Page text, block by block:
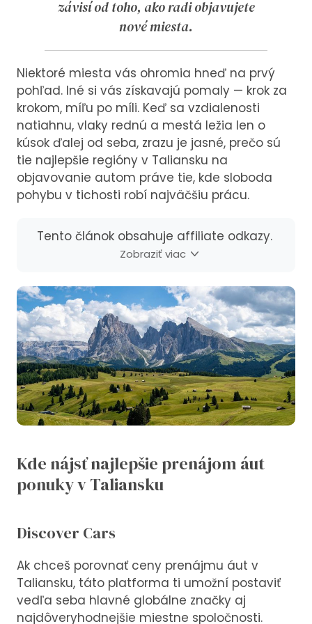
závisí od toho, ako radi objavujete
nové miesta.
Niektoré miesta vás ohromia hneď na prvý
pohľad. Iné si vás získavajú pomaly — krok za
krokom, míľu po míli. Keď sa vzdialenosti
natiahnu, vlaky rednú a mestá ležia len o
kúsok ďalej od seba, zrazu je jasné, prečo sú
tie najlepšie regióny v Taliansku na
objavovanie autom práve tie, kde sloboda
pohybu v tichosti robí najväčšiu prácu.
Tento článok obsahuje affiliate odkazy.
Zobraziť viac
Kde nájsť najlepšie prenájom áut
ponuky v Taliansku
Discover Cars
Ak chceš porovnať ceny prenájmu áut v
Taliansku, táto platforma ti umožní postaviť
vedľa seba hlavné globálne značky aj
najdôveryhodnejšie miestne spoločnosti.